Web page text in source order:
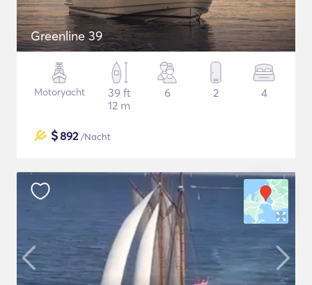
Greenline 39
Motoryacht
39 ft
12 m
6 2 4
$892/Nacht